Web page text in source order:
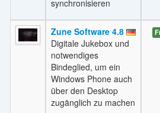
synchronisieren
Zune Software 4.8
Digitale Jukebox und
notwendiges
Bindeglied, um ein
Windows Phone auch
über den Desktop
zugänglich zu machen